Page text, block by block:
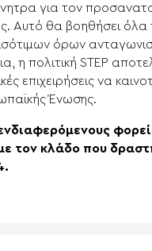
για τον
Αυτό θα βοηθήσει
όρων
η πολιτική STEP
επιχειρήσεις να
Ένωσης.
τον κλάδο που